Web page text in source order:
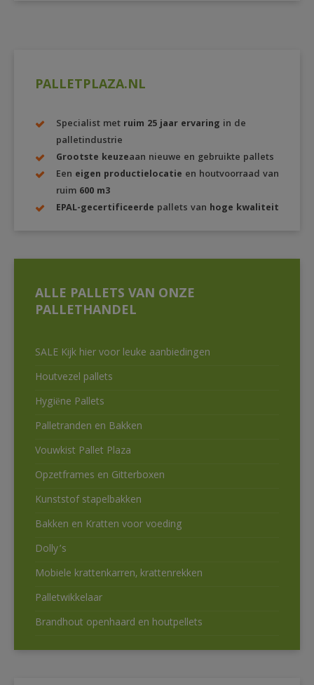
PALLETPLAZA.NL
Specialist met ruim 25 jaar ervaring in de
palletindustrie
Grootste keuzeaan nieuwe en gebruikte pallets
Een eigen productielocatie en houtvoorraad van
ruim 600 m3
EPAL-gecertificeerde pallets van hoge kwaliteit
ALLE PALLETS VAN ONZE
PALLETHANDEL
SALE Kijk hier voor leuke aanbiedingen
Houtvezel pallets
Hygiëne Pallets
Palletranden en Bakken
Vouwkist Pallet Plaza
Opzetframes en Gitterboxen
Kunststof stapelbakken
Bakken en Kratten voor voeding
Dolly’s
Mobiele krattenkarren, krattenrekken
Palletwikkelaar
Brandhout openhaard en houtpellets